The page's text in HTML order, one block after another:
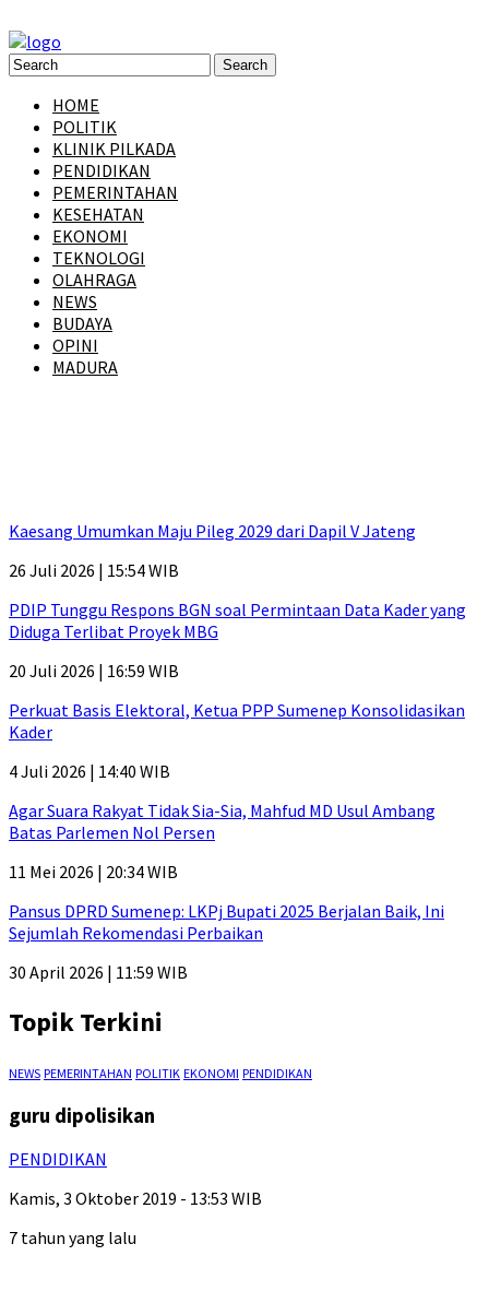
HOME
POLITIK
KLINIK PILKADA
PENDIDIKAN
PEMERINTAHAN
KESEHATAN
EKONOMI
TEKNOLOGI
OLAHRAGA
NEWS
BUDAYA
OPINI
MADURA
Kaesang Umumkan Maju Pileg 2029 dari Dapil V Jateng
26 Juli 2026 | 15:54 WIB
PDIP Tunggu Respons BGN soal Permintaan Data Kader yang
Diduga Terlibat Proyek MBG
20 Juli 2026 | 16:59 WIB
Perkuat Basis Elektoral, Ketua PPP Sumenep Konsolidasikan
Kader
4 Juli 2026 | 14:40 WIB
Agar Suara Rakyat Tidak Sia-Sia, Mahfud MD Usul Ambang
Batas Parlemen Nol Persen
11 Mei 2026 | 20:34 WIB
Pansus DPRD Sumenep: LKPj Bupati 2025 Berjalan Baik, Ini
Sejumlah Rekomendasi Perbaikan
30 April 2026 | 11:59 WIB
Topik Terkini
NEWS PEMERINTAHAN POLITIK EKONOMI PENDIDIKAN
guru dipolisikan
PENDIDIKAN
Kamis, 3 Oktober 2019 - 13:53 WIB
7 tahun yang lalu